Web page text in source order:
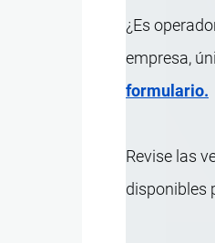
¿Es
empresa,
formulario.
Revise las
disponibles